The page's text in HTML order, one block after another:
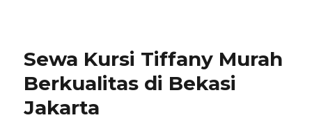
Sewa Kursi Tiffany Murah
Berkualitas di Bekasi
Jakarta